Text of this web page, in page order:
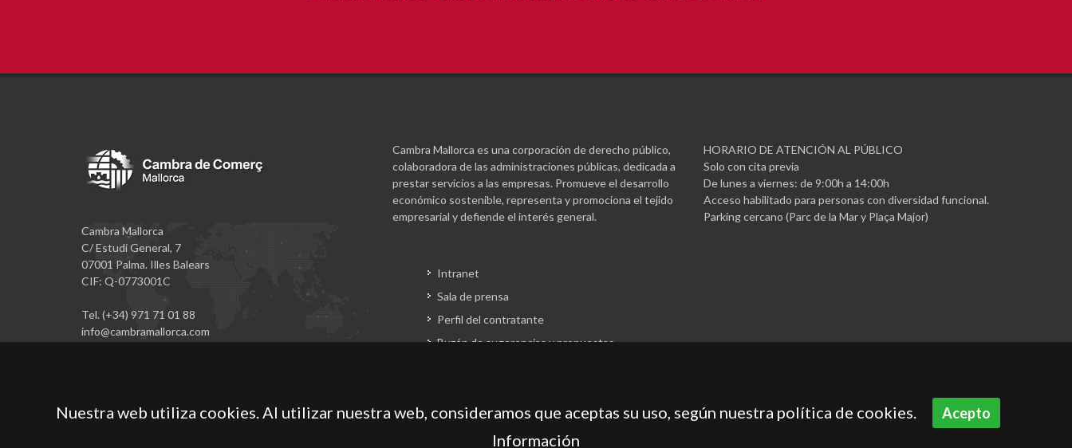
Cambra Mallorca
C/ Estudi General, 7
07001 Palma. Illes Balears
CIF: Q-0773001C
Tel. (+34) 971 71 01 88
info@cambramallorca.com
Cambra Mallorca es una corporación de derecho público,
colaboradora de las administraciones públicas, dedicada a
prestar servicios a las empresas. Promueve el desarrollo
económico sostenible, representa y promociona el tejido
empresarial y defiende el interés general.
Intranet
Sala de prensa
Perfil del contratante
Buzón de sugerencias y propuestas
HORARIO DE ATENCIÓN AL PÚBLICO
Solo con cita previa
De lunes a viernes: de 9:00h a 14:00h
Acceso habilitado para personas con diversidad funcional.
Parking cercano (Parc de la Mar y Plaça Major)
Nuestra web utiliza cookies. Al utilizar nuestra web, consideramos que aceptas su uso, según nuestra política de cookies. Acepto
Información